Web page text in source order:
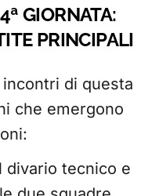
GIORNATA:
PRINCIPALI
di questa
che emergono
divario tecnico e